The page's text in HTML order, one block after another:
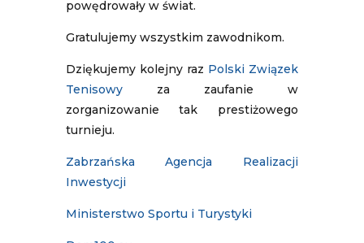
powędrowały w świat.
Gratulujemy wszystkim zawodnikom.
Dziękujemy kolejny raz Polski Związek
Tenisowyza zaufanie w
zorganizowanie tak prestiżowego
turnieju.
Zabrzańska Agencja Realizacji
Inwestycji
Ministerstwo Sportu i Turystyki